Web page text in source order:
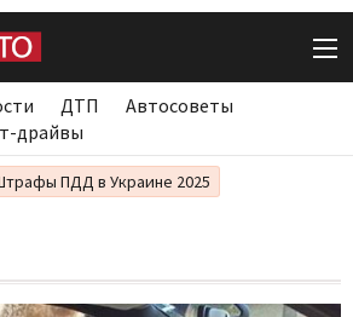
ДТП
Автосоветы
драйвы
ПДД в Украине 2025